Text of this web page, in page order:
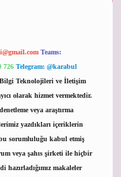
Teams:
726 Telegram: @karabul
Bilgi Teknolojileri ve İletişim
olarak hizmet vermektedir.
veya araştırma
yazdıkları içeriklerin
sorumluluğu kabul etmiş
veya şahıs şirketi ile hiçbir
hazırladığımız makaleler